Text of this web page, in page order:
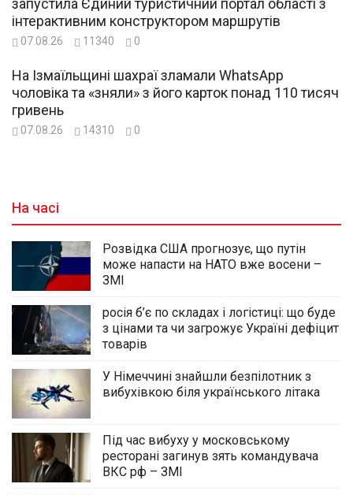
запустила Єдиний туристичний портал області з
інтерактивним конструктором маршрутів
07.08.26 11340 0
На Ізмаїльщині шахраї зламали WhatsApp
чоловіка та «зняли» з його карток понад 110 тисяч
гривень
07.08.26 14310 0
На часі
Розвідка США прогнозує, що путін
може напасти на НАТО вже восени –
ЗМІ
росія б’є по складах і логістиці: що буде
з цінами та чи загрожує Україні дефіцит
товарів
У Німеччині знайшли безпілотник з
вибухівкою біля українського літака
Під час вибуху у московському
ресторані загинув зять командувача
ВКС рф – ЗМІ